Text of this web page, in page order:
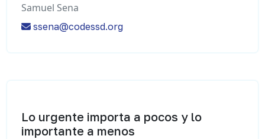
Samuel Sena
ssena@codessd.org
Lo urgente importa a pocos y lo
importante a menos